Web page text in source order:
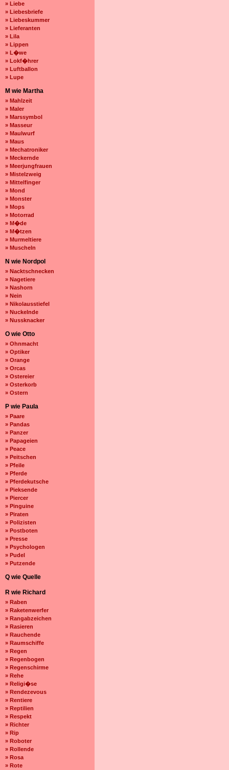
» Liebe
» Liebesbriefe
» Liebeskummer
» Lieferanten
» Lila
» Lippen
» L�we
» Lokf�hrer
» Luftballon
» Lupe
M wie Martha
» Mahlzeit
» Maler
» Marssymbol
» Masseur
» Maulwurf
» Maus
» Mechatroniker
» Meckernde
» Meerjungfrauen
» Mistelzweig
» Mittelfinger
» Mond
» Monster
» Mops
» Motorrad
» M�de
» M�tzen
» Murmeltiere
» Muscheln
N wie Nordpol
» Nacktschnecken
» Nagetiere
» Nashorn
» Nein
» Nikolausstiefel
» Nuckelnde
» Nussknacker
O wie Otto
» Ohnmacht
» Optiker
» Orange
» Orcas
» Ostereier
» Osterkorb
» Ostern
P wie Paula
» Paare
» Pandas
» Panzer
» Papageien
» Peace
» Peitschen
» Pfeile
» Pferde
» Pferdekutsche
» Pieksende
» Piercer
» Pinguine
» Piraten
» Polizisten
» Postboten
» Presse
» Psychologen
» Pudel
» Putzende
Q wie Quelle
R wie Richard
» Raben
» Raketenwerfer
» Rangabzeichen
» Rasieren
» Rauchende
» Raumschiffe
» Regen
» Regenbogen
» Regenschirme
» Rehe
» Religi�se
» Rendezevous
» Rentiere
» Reptilien
» Respekt
» Richter
» Rip
» Roboter
» Rollende
» Rosa
» Rote